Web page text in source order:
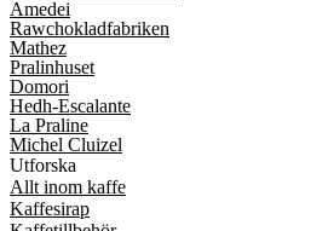
Amedei
Rawchokladfabriken
Mathez
Pralinhuset
Domori
Hedh-Escalante
La Praline
Michel Cluizel
Utforska
Allt inom kaffe
Kaffesirap